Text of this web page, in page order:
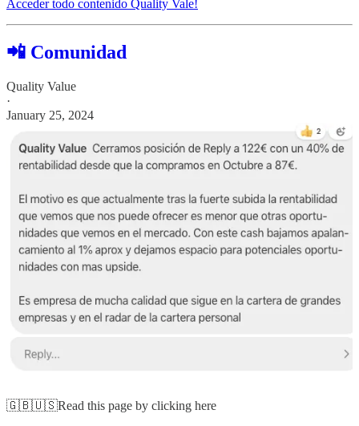
Acceder todo contenido Quality Vale!
📲 Comunidad
Quality Value
·
January 25, 2024
🇬🇧🇺🇸Read this page by clicking here